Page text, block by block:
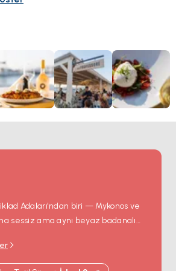
ve unutulmaz anılar yaratacak bir
Yerel et, balık, taze makarna ve
odaklanarak, mutfakta en
öncelik veririz. Yemek felsefemiz taze
pişirme teknikleri ve yenilikçi
kuruludur, bunun sonucunda da
değişen dinamik bir menü ortaya çıkar.
hem ulaşılabilir hem de üst
ve çoğu kadehte de sipariş
Adaları'ndan biri — Mykonos ve
sessiz ama aynı beyaz badanalı
döneminden kalma taş bir
doğrudan rıhtımda olan bir balık